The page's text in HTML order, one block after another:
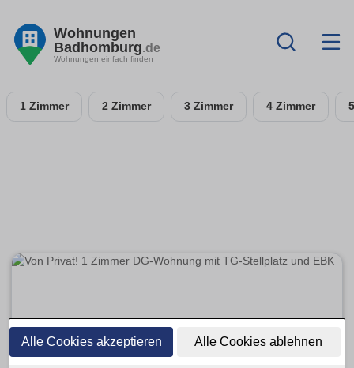
Alle Cookies akzeptieren Alle Cookies ablehnen
Wohnungen
Badhomburg.de
Wohnungen einfach finden
1 Zimmer 2 Zimmer 3 Zimmer 4 Zimmer